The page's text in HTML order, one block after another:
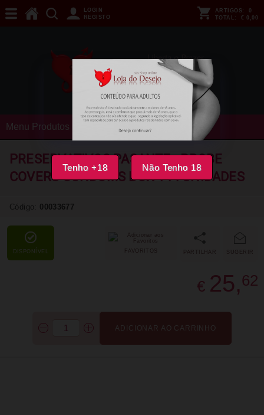
Tenho +18 Não Tenho 18
LOGIN
REGISTO
ARTIGOS:
0
TOTAL: € 0,00
Menu Produtos
PRESERVATIVOS PASANTE - PROBE
COVERS CONDOMS BOX 144 UNIDADES
Código: 00033677
DISPONÍVEL SUGERIR
FAVORITOS
€ 25, 62
ADICIONAR AO CARRINHO